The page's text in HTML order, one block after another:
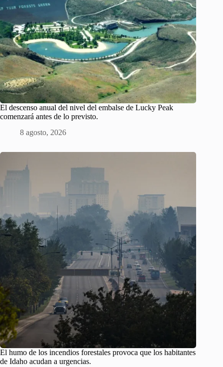
El descenso anual del nivel del embalse de Lucky Peak
comenzará antes de lo previsto.
8 agosto, 2026
El humo de los incendios forestales provoca que los habitantes
de Idaho acudan a urgencias.